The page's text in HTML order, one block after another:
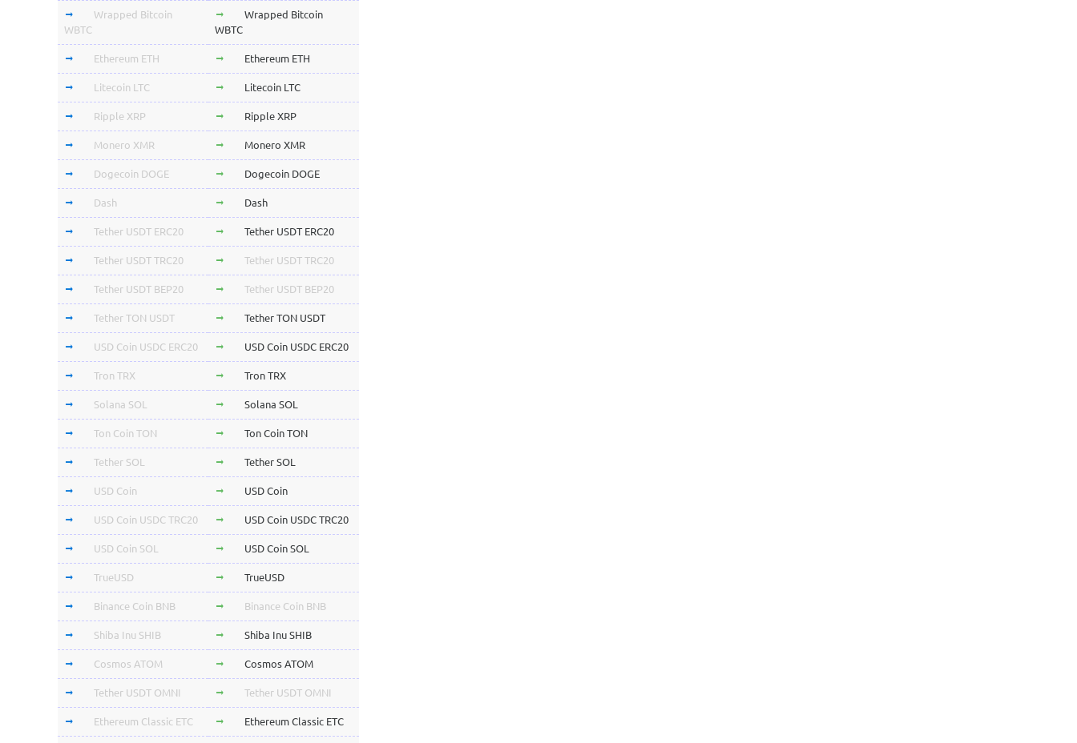
Wrapped Bitcoin
WBTC
Wrapped Bitcoin
WBTC
Ethereum ETH Ethereum ETH
Litecoin LTC Litecoin LTC
Ripple XRP Ripple XRP
Monero XMR Monero XMR
Dogecoin DOGE Dogecoin DOGE
Dash Dash
Tether USDT ERC20 Tether USDT ERC20
Tether USDT TRC20 Tether USDT TRC20
Tether USDT BEP20 Tether USDT BEP20
Tether TON USDT Tether TON USDT
USD Coin USDC ERC20 USD Coin USDC ERC20
Tron TRX Tron TRX
Solana SOL Solana SOL
Ton Coin TON Ton Coin TON
Tether SOL Tether SOL
USD Coin USD Coin
USD Coin USDC TRC20 USD Coin USDC TRC20
USD Coin SOL USD Coin SOL
TrueUSD TrueUSD
Binance Coin BNB Binance Coin BNB
Shiba Inu SHIB Shiba Inu SHIB
Cosmos ATOM Cosmos ATOM
Tether USDT OMNI Tether USDT OMNI
Ethereum Classic ETC Ethereum Classic ETC